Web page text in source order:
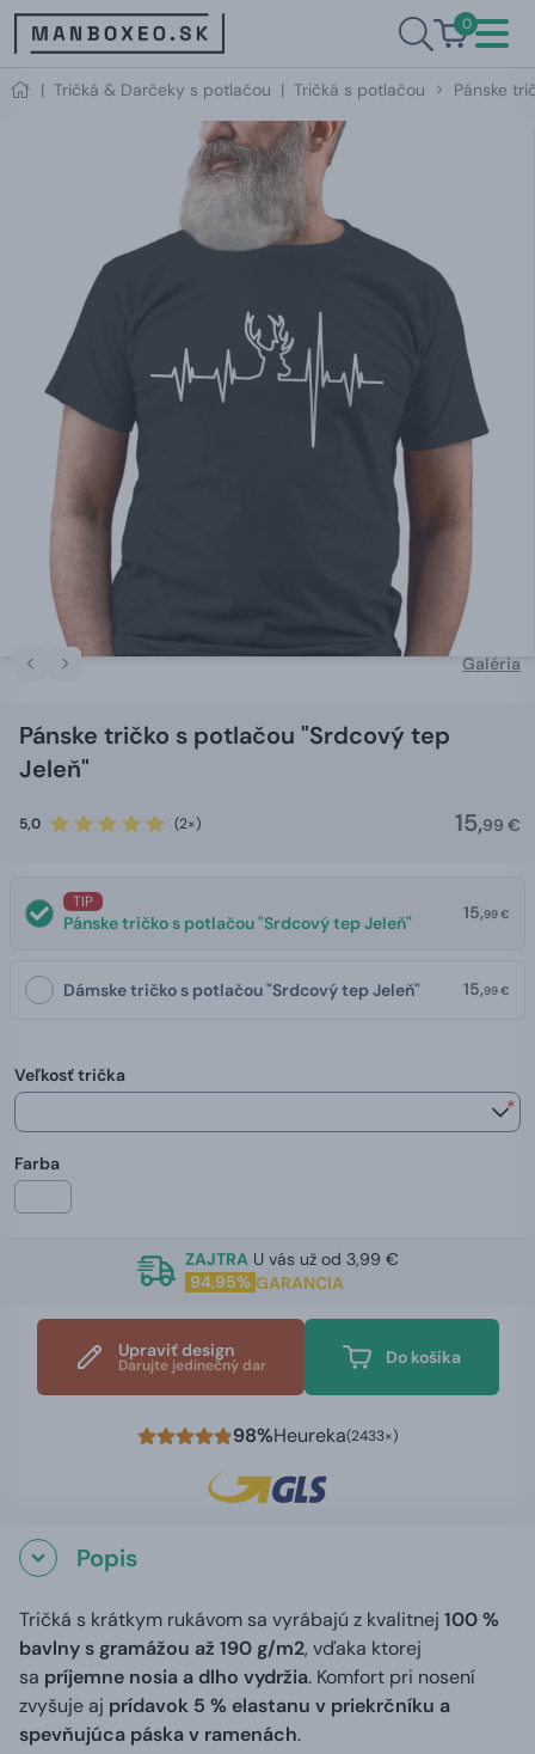
0
| Tričká & Darčeky s potlačou | Tričká s potlačou Pánske
Galéria
Pánske tričko s potlačou "Srdcový tep
Jeleň"
5,0 (2×) 15,99 €
TIP
Pánske tričko s potlačou "Srdcový tep Jeleň" 15,99 €
Dámske tričko s potlačou "Srdcový tep Jeleň" 15,99 €
Veľkosť trička
*
Farba
ZAJTRA U vás už od 3,99 €
94,95% GARANCIA
Upraviť design
Darujte jedinečný dar Do košíka
98%Heureka(2433×)
Popis
Tričká s krátkym rukávom sa vyrábajú z kvalitnej 100 %
bavlny s gramážou až 190 g/m2, vďaka ktorej
sa príjemne nosia a dlho vydržia. Komfort pri nosení
zvyšuje aj prídavok 5 % elastanu v priekrčníku a
spevňujúca páska v ramenách.